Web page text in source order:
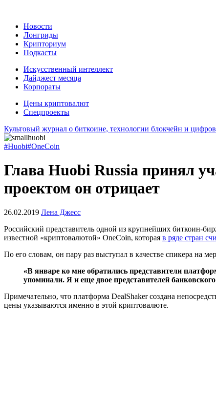
Новости
Лонгриды
Крипториум
Подкасты
Искусственный интеллект
Дайджест месяца
Корпораты
Цены криптовалют
Спецпроекты
Культовый журнал о биткоине, технологии блокчейн и
#Huobi#OneCoin
Глава Huobi Russia принял
проектом он отрицает
26.02.2019 Лена Джесс
Российский представитель одной из крупнейших биткоин-
известной «криптовалютой» OneCoin, которая в ряде стран
По его словам, он пару раз выступал в качестве спикера на
«В январе ко мне обратились представители
упоминали. Я и еще двое представителей
Примечательно, что платформа DealShaker создана
цены указываются именно в этой криптовалюте.